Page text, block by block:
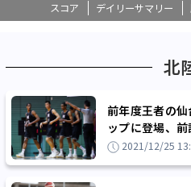
スコア デイリーサマリー
北
前年度王者の
ップに登場、
3回戦に進出
2021/12/25